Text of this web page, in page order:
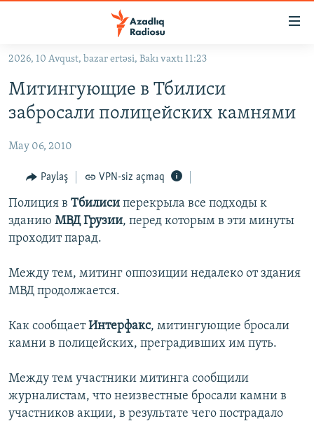
Əsas
qayıt
Əsas
naviqasiyaya
qayıt
#İZAHLA
KORRUPSIOMETR
#ƏSLINDƏ
FƏRQƏ BAX
QANUNI DOĞRU
ARAŞDIRMA
VIDEO
İNFOQRAFIKA
RADIO ARXIV
AZƏRBAYCAN ƏDƏBIYYATI KITABXANASI
İSLAM VƏ DEMOKRATIYA
İZ - MƏDƏNIYYƏT PROQRAMI
HAQQIMIZDA
MISSIYAMIZ
PEŞƏ ETIKASI VƏ JURNALISTIKA STANDARTLARIMIZ
MATERIALLARIMIZDAN ISTIFADƏ
AZADLIQRADIOSU MOBIL TELEFONUNUZDA
BIZI IZLƏ
RFE/RL-in bütün saytları
2026, 10 Avqust, bazar ertəsi, Bakı vaxtı 11:23
Митингующие в Тбилиси
забросали полицейских камнями
May 06, 2010
Paylaş VPN-siz açmaq
Полиция в Тбилиси перекрыла все подходы к
зданию МВД Грузии, перед которым в эти минуты
проходит парад.
Между тем, митинг оппозиции недалеко от здания
МВД продолжается.
Как сообщаетИнтерфакс, митингующие бросали
камни в полицейских, преградивших им путь.
Между тем участники митинга сообщили
журналистам, что неизвестные бросали камни в
участников акции, в результате чего пострадало